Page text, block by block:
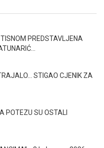
PREDSTAVLJENA
STIGAO CJENIK ZA
POTEZU SU OSTALI